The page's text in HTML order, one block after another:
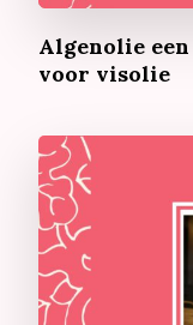
Algenolie
voor visolie